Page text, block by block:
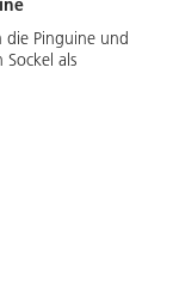
Pinguine und
als